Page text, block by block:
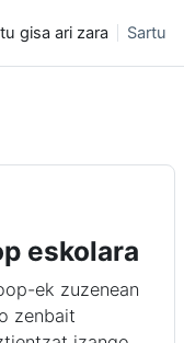
gisa ari zara Sartu
eskolara
ek zuzenean
zenbait